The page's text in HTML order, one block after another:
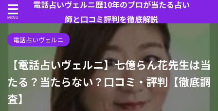
電話占いヴェルニ歴10年のプロが当たる占い
師と口コミ評判を徹底解説
電話占いヴェルニ
【電話占いヴェルニ】七億らん花先生は当
たる？当たらない？口コミ・評判【徹底調
査】